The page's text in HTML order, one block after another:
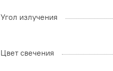
Угол излучения
Цвет свечения